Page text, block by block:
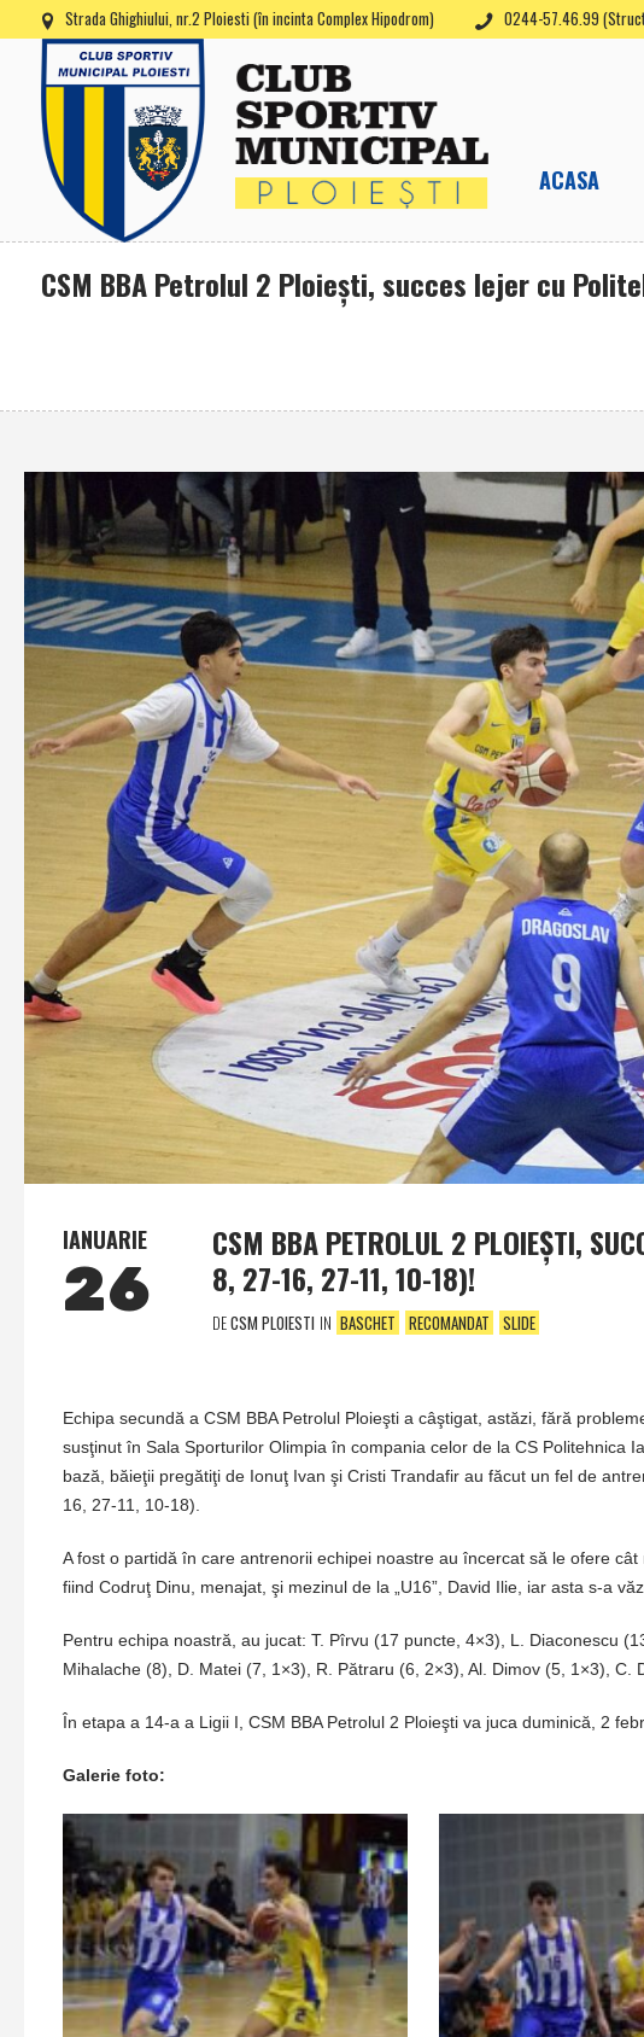
Strada Ghighiului, nr.2 Ploiesti (în incinta Complex Hipodrom) 0244-57.46.99
ACASA
CSM BBA Petrolul 2 Ploieşti, succes lejer cu
IANUARIE
26
CSM BBA PETROLUL 2 PLOIEŞTI,
8, 27-16, 27-11, 10-18)!
DECSM PLOIESTI IN BASCHET RECOMANDAT SLIDE
Echipa secundă a CSM BBA Petrolul Ploieşti a câştigat, astăzi, fără
susţinut în Sala Sporturilor Olimpia în compania celor de la CS Politehnica
bază, băieţii pregătiţi de Ionuţ Ivan şi Cristi Trandafir au făcut un fel de
16, 27-11, 10-18).
A fost o partidă în care antrenorii echipei noastre au încercat să le ofere
fiind Codruţ Dinu, menajat, şi mezinul de la „U16”, David Ilie, iar asta s-a
Pentru echipa noastră, au jucat: T. Pîrvu (17 puncte, 4×3), L. Diaconescu
Mihalache (8), D. Matei (7, 1×3), R. Pătraru (6, 2×3), Al. Dimov (5, 1×3), C.
În etapa a 14-a a Ligii I, CSM BBA Petrolul 2 Ploieşti va juca duminică, 2
Galerie foto: